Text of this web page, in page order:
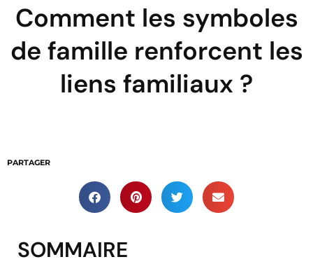
Comment les symboles
de famille renforcent les
liens familiaux ?
PARTAGER
SOMMAIRE